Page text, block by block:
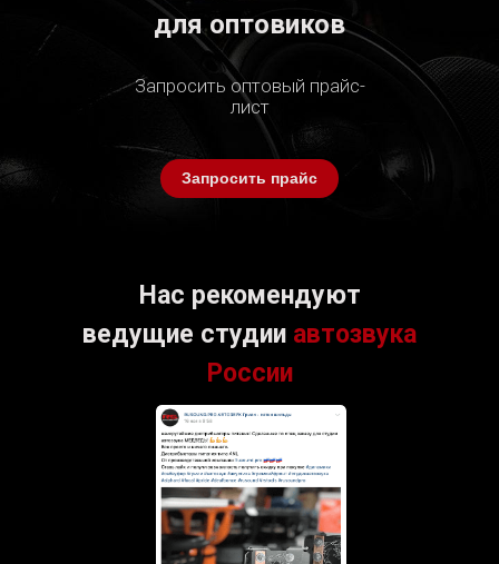
для оптовиков
Запросить оптовый прайс-
лист
Запросить прайс
Нас рекомендуют
ведущие студии автозвука
России